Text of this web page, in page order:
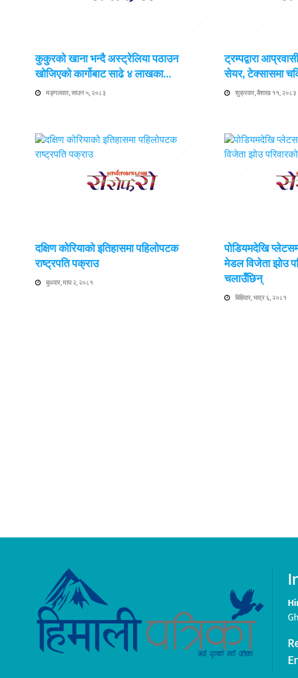
कुकुरको खाना भन्दै अस्ट्रेलिया पठाउन
खोजिएको कार्गोबाट साढे ४ लाखका…
मङ्गलवार, साउन ५, २०८३
ट्रम्पद्वारा
सेयर, टेक्सासमा
शुक्रवार, बैशाख ११, २०८३
दक्षिण कोरियाको इतिहासमा पहिलोपटक
राष्ट्रपति पक्राउ
बुधवार, माघ २, २०८१
पोडियमदेखि
मेडल विजेता झोउ
चलाउँछिन्
बिहिवार, भाद्र ६, २०८१